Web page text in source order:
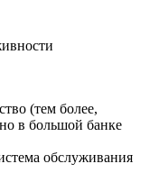
(тем более,
в большой банке
обслуживания